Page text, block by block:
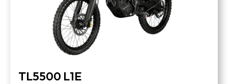
TL5500 L1E